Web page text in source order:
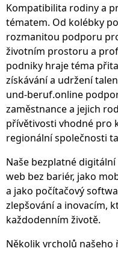
Kompatibilita rodiny a
tématem. Od kolébky
rozmanitou podporu
životním prostoru a
podniky hraje téma
získávání a udržení
und-beruf.online
zaměstnance a jejich
přívětivosti vhodné pro
regionální společnosti
Naše bezplatné
web bez bariér, jako
a jako počítačový
zlepšování a inovacím,
každodenním životě.
Několik vrcholů našeho